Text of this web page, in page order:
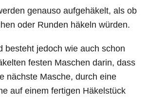
genauso aufgehäkelt, als ob
oder Runden häkeln würden.
besteht jedoch wie auch schon
festen Maschen darin, dass
nächste Masche, durch eine
auf einem fertigen Häkelstück